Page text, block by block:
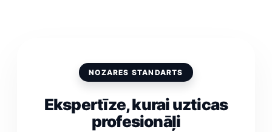
NOZARES STANDARTS
Ekspertīze, kurai uzticas
profesionāļi